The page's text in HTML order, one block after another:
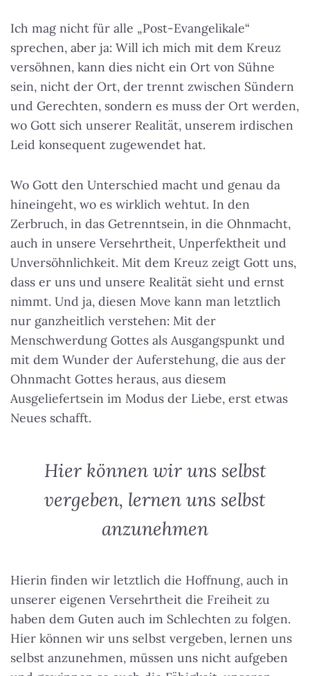
Ich mag nicht für alle „Post-Evangelikale“
sprechen, aber ja: Will ich mich mit dem Kreuz
versöhnen, kann dies nicht ein Ort von Sühne
sein, nicht der Ort, der trennt zwischen Sündern
und Gerechten, sondern es muss der Ort werden,
wo Gott sich unserer Realität, unserem irdischen
Leid konsequent zugewendet hat.
Wo Gott den Unterschied macht und genau da
hineingeht, wo es wirklich wehtut. In den
Zerbruch, in das Getrenntsein, in die Ohnmacht,
auch in unsere Versehrtheit, Unperfektheit und
Unversöhnlichkeit. Mit dem Kreuz zeigt Gott uns,
dass er uns und unsere Realität sieht und ernst
nimmt. Und ja, diesen Move kann man letztlich
nur ganzheitlich verstehen: Mit der
Menschwerdung Gottes als Ausgangspunkt und
mit dem Wunder der Auferstehung, die aus der
Ohnmacht Gottes heraus, aus diesem
Ausgeliefertsein im Modus der Liebe, erst etwas
Neues schafft.
Hier können wir uns selbst
vergeben, lernen uns selbst
anzunehmen
Hierin finden wir letztlich die Hoffnung, auch in
unserer eigenen Versehrtheit die Freiheit zu
haben dem Guten auch im Schlechten zu folgen.
Hier können wir uns selbst vergeben, lernen uns
selbst anzunehmen, müssen uns nicht aufgeben